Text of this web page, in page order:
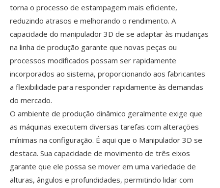
torna o processo de estampagem mais eficiente,
reduzindo atrasos e melhorando o rendimento. A
capacidade do manipulador 3D de se adaptar às mudanças
na linha de produção garante que novas peças ou
processos modificados possam ser rapidamente
incorporados ao sistema, proporcionando aos fabricantes
a flexibilidade para responder rapidamente às demandas
do mercado.
O ambiente de produção dinâmico geralmente exige que
as máquinas executem diversas tarefas com alterações
mínimas na configuração. É aqui que o Manipulador 3D se
destaca. Sua capacidade de movimento de três eixos
garante que ele possa se mover em uma variedade de
alturas, ângulos e profundidades, permitindo lidar com